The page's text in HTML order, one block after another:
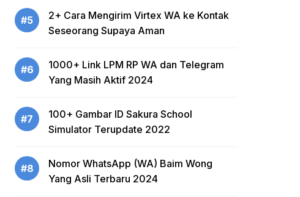
#5
2+ Cara Mengirim Virtex WA ke Kontak
Seseorang Supaya Aman
#6
1000+ Link LPM RP WA dan Telegram
Yang Masih Aktif 2024
#7
100+ Gambar ID Sakura School
Simulator Terupdate 2022
#8
Nomor WhatsApp (WA) Baim Wong
Yang Asli Terbaru 2024